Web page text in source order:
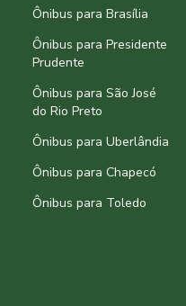
Ônibus para Brasília
Ônibus para Presidente
Prudente
Ônibus para São José
do Rio Preto
Ônibus para Uberlândia
Ônibus para Chapecó
Ônibus para Toledo